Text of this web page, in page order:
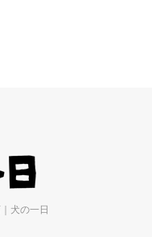
犬の一日